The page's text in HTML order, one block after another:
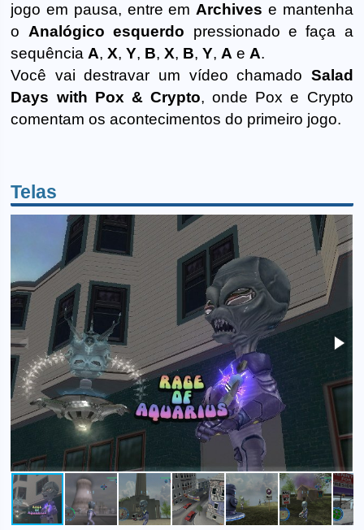
jogo em pausa, entre emArchives e mantenha
o Analógico esquerdo pressionado e faça a
sequênciaA,X,Y, B,X, B,Y,A eA.
Você vai destravar um vídeo chamado Salad
Days with Pox & Crypto, onde Pox e Crypto
comentam os acontecimentos do primeiro jogo.
Telas